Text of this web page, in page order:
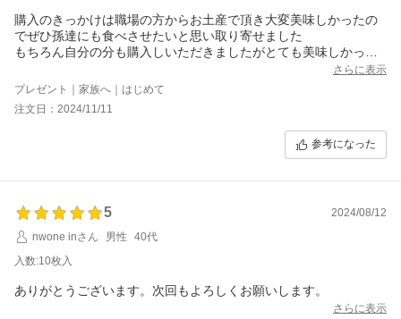
購入のきっかけは職場の方からお土産で頂き大変美味しかったの
でぜひ孫達にも食べさせたいと思い取り寄せました
もちろん自分の分も購入しいただきましたがとても美味しかった
ホワイトチョコの濃厚なミルク感といい口溶けがとても良く大満
包装などもとても丁寧で有難うございました
さらに表示
プレゼント｜家族へ｜はじめて
注文日：2024/11/11
参考になった
5
2024/08/12
nwone inさん
男性
40代
入数:10枚入
ありがとうございます。次回もよろしくお願いします。
さらに表示